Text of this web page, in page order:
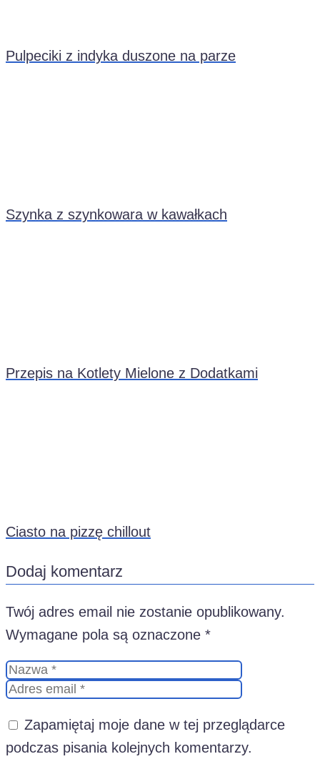
Pulpeciki z indyka duszone na parze
Szynka z szynkowara w kawałkach
Przepis na Kotlety Mielone z Dodatkami
Ciasto na pizzę chillout
Dodaj komentarz
Twój adres email nie zostanie opublikowany.
Wymagane pola są oznaczone *
Zapamiętaj moje dane w tej przeglądarce
podczas pisania kolejnych komentarzy.